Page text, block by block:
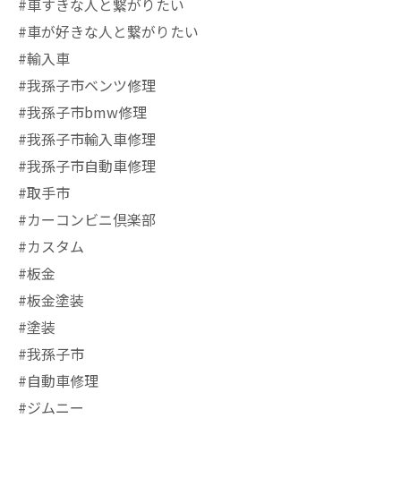
#車すきな人と繋がりたい
#車が好きな人と繋がりたい
#輸入車
#我孫子市ベンツ修理
#我孫子市bmw修理
#我孫子市輸入車修理
#我孫子市自動車修理
#取手市
#カーコンビニ倶楽部
#カスタム
#板金
#板金塗装
#塗装
#我孫子市
#自動車修理
#ジムニー